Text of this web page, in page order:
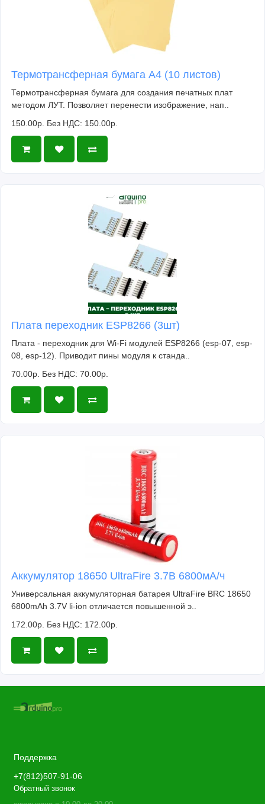
Термотрансферная бумага А4 (10 листов)
Термотрансферная бумага для создания печатных плат
методом ЛУТ. Позволяет перенести изображение, нап..
150.00р. Без НДС: 150.00р.
Плата переходник ESP8266 (3шт)
Плата - переходник для Wi-Fi модулей ESP8266 (esp-07, esp-
08, esp-12). Приводит пины модуля к станда..
70.00р. Без НДС: 70.00р.
Аккумулятор 18650 UltraFire 3.7В 6800мА/ч
Универсальная аккумуляторная батарея UltraFire BRC 18650
6800mAh 3.7V li-ion отличается повышенной э..
172.00р. Без НДС: 172.00р.
Поддержка
+7(812)507-91-06
Обратный звонок